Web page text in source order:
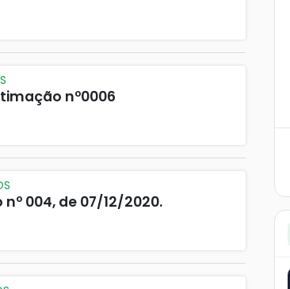
nº0006
004, de 07/12/2020.